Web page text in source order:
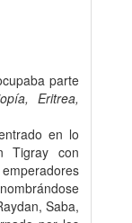
parte
Eritrea,
en lo
Tigray con
Saba,